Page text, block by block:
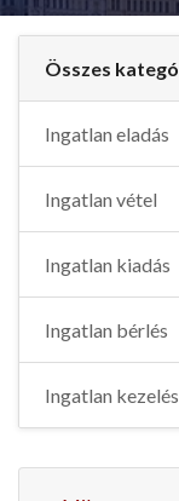
Összes
Ingatlan eladás
Ingatlan vétel
Ingatlan kiadás
Ingatlan bérlés
Ingatlan kezelés